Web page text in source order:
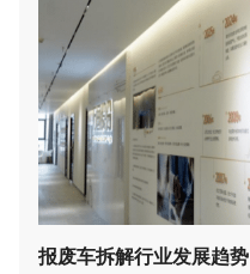
报废车拆解行业发展趋势